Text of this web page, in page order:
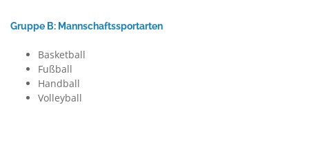
Gruppe B: Mannschaftssportarten
Basketball
Fußball
Handball
Volleyball